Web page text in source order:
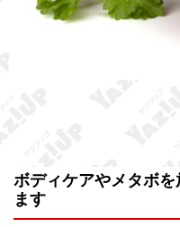
ボディケアやメタボ
ます